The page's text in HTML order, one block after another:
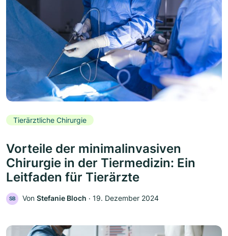
Tierärztliche Chirurgie
Vorteile der minimalinvasiven
Chirurgie in der Tiermedizin: Ein
Leitfaden für Tierärzte
SB Von Stefanie Bloch ‧ 19. Dezember 2024